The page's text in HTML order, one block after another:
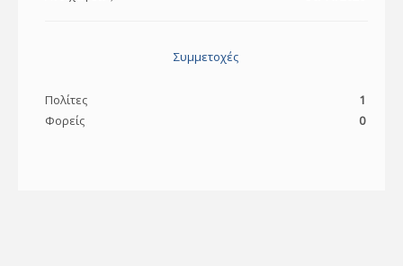
Συμμετοχές
Πολίτες
1
Φορείς
0